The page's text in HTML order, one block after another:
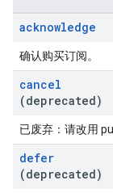
acknowledge
确认购买订阅。
cancel
(deprecated)
已废弃：请改用
defer
(deprecated)